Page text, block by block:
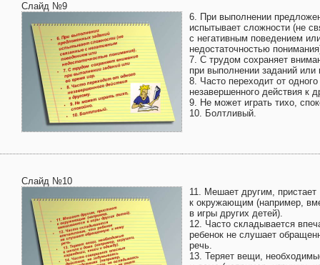
Слайд №9
6. При выполнении
испытывает сложности (не
с негативным поведением
недостаточностью
7. С трудом сохраняет
при выполнении заданий или
8. Часто переходит от одного
незавершенного действия к
9. Не может играть тихо,
10. Болтливый.
Слайд №10
11. Мешает другим, пристает
к окружающим (например,
в игры других детей).
12. Часто складывается
ребенок не слушает
речь.
13. Теряет вещи,